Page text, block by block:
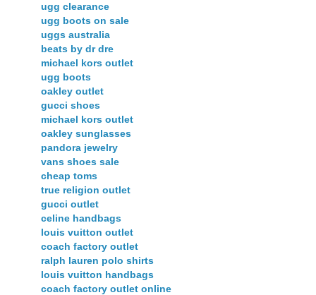
ugg clearance
ugg boots on sale
uggs australia
beats by dr dre
michael kors outlet
ugg boots
oakley outlet
gucci shoes
michael kors outlet
oakley sunglasses
pandora jewelry
vans shoes sale
cheap toms
true religion outlet
gucci outlet
celine handbags
louis vuitton outlet
coach factory outlet
ralph lauren polo shirts
louis vuitton handbags
coach factory outlet online